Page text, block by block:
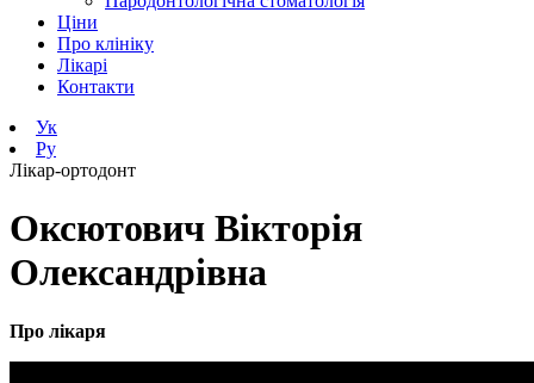
Ціни
Про клініку
Лікарі
Контакти
Ук
Ру
Лікар-ортодонт
Оксютович Вікторія
Олександрівна
Про лікаря